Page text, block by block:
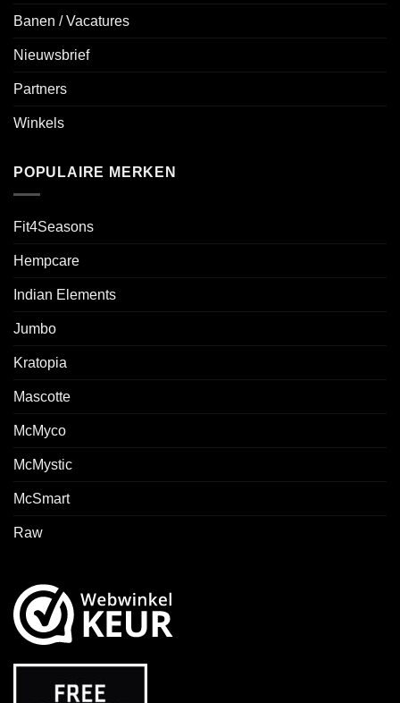
Banen / Vacatures
Nieuwsbrief
Partners
Winkels
POPULAIRE MERKEN
Fit4Seasons
Hempcare
Indian Elements
Jumbo
Kratopia
Mascotte
McMyco
McMystic
McSmart
Raw